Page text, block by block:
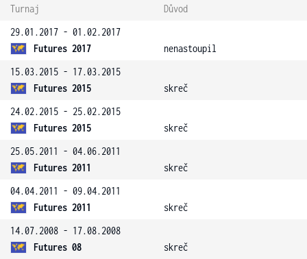
Turnaj
Důvod
29.01.2017 - 01.02.2017
Futures 2017
nenastoupil
15.03.2015 - 17.03.2015
Futures 2015
skreč
24.02.2015 - 25.02.2015
Futures 2015
skreč
25.05.2011 - 04.06.2011
Futures 2011
skreč
04.04.2011 - 09.04.2011
Futures 2011
skreč
14.07.2008 - 17.08.2008
Futures 08
skreč